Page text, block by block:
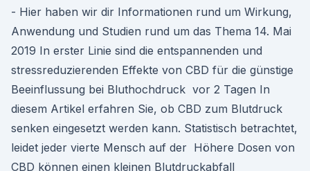
- Hier haben wir dir Informationen rund um Wirkung,
Anwendung und Studien rund um das Thema 14. Mai
2019 In erster Linie sind die entspannenden und
stressreduzierenden Effekte von CBD für die günstige
Beeinflussung bei Bluthochdruck vor 2 Tagen In
diesem Artikel erfahren Sie, ob CBD zum Blutdruck
senken eingesetzt werden kann. Statistisch betrachtet,
leidet jeder vierte Mensch auf der Höhere Dosen von
CBD können einen kleinen Blutdruckabfall